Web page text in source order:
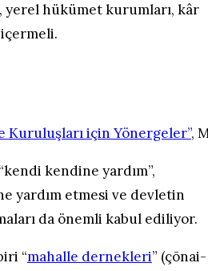
yerel hükümet kurumları, kâr
Kuruluşları için Yönergeler”,
kendine yardım”,
yardım etmesi ve devletin
da önemli kabul ediliyor.
“mahalle dernekleri” (çōnai-